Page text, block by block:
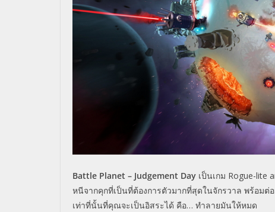
Battle Planet – Judgement Day เป็นเกม Rogue-
หนีจากคุกที่เป็นที่ต้องการตัวมากที่สุดในจักรวาล พร้อมต่อ
เท่าที่นั้นที่คุณจะเป็นอิสระได้ คือ… ทำลายมันให้หมด